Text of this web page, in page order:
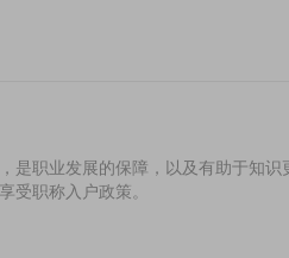
是职业发展的保障，以及有助于知识
受职称入户政策。